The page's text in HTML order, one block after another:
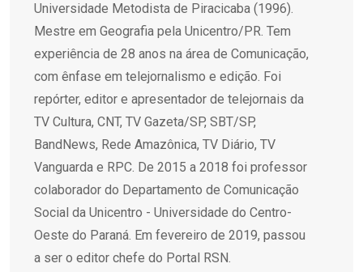
Universidade Metodista de Piracicaba (1996).
Mestre em Geografia pela Unicentro/PR. Tem
experiência de 28 anos na área de Comunicação,
com ênfase em telejornalismo e edição. Foi
repórter, editor e apresentador de telejornais da
TV Cultura, CNT, TV Gazeta/SP, SBT/SP,
BandNews, Rede Amazônica, TV Diário, TV
Vanguarda e RPC. De 2015 a 2018 foi professor
colaborador do Departamento de Comunicação
Social da Unicentro - Universidade do Centro-
Oeste do Paraná. Em fevereiro de 2019, passou
a ser o editor chefe do Portal RSN.